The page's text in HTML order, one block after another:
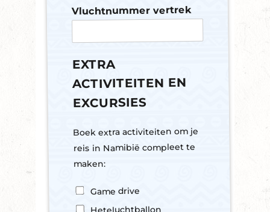
Vluchtnummer vertrek
EXTRA
ACTIVITEITEN EN
EXCURSIES
Boek extra activiteiten om je
reis in Namibië compleet te
maken:
A Game drive